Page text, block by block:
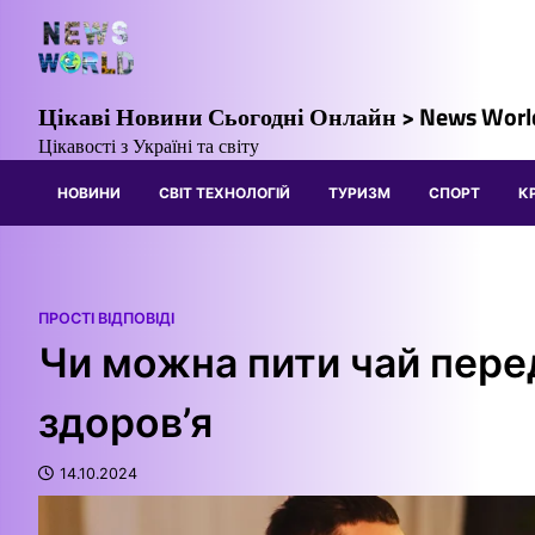
вмісту
Цікаві Новини Сьогодні Онлайн > News
Цікавості з Україні та світу
НОВИНИ СВІТ ТЕХНОЛОГІЙ ТУРИЗМ СПОРТ
ПРОСТІ ВІДПОВІДІ
Чи можна пити чай
здоров’я
14.10.2024